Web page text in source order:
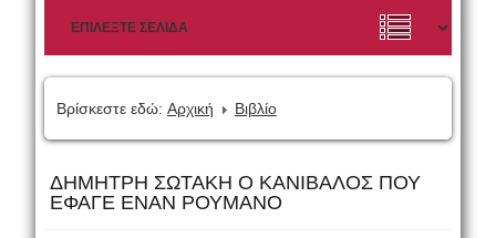
Βρίσκεστε εδώ: Αρχική Βιβλίο
ΔΗΜΗΤΡΗ ΣΩΤΑΚΗ Ο ΚΑΝΙΒΑΛΟΣ ΠΟΥ
ΕΦΑΓΕ ΕΝΑΝ ΡΟΥΜΑΝΟ